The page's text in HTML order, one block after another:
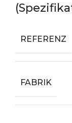
REFERENZ
FABRIK